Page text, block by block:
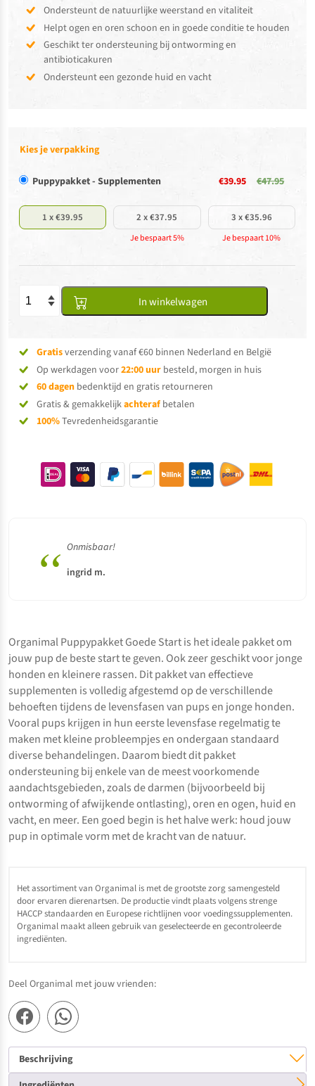
Ondersteunt de natuurlijke weerstand en vitaliteit
Helpt ogen en oren schoon en in goede conditie te houden
Geschikt ter ondersteuning bij ontworming en
antibioticakuren
Ondersteunt een gezonde huid en vacht
OrganimalPuppypakket Goede Startis het ideale pakket om
jouw pup de beste start te geven. Ook zeer geschikt voor jonge
honden en kleinere rassen. Dit pakket van effectieve
supplementen is volledig afgestemd op de verschillende
behoeften tijdens de levensfasen van pups en jonge honden.
Vooral pups krijgen in hun eerste levensfase regelmatig te
maken met kleine probleempjes en ondergaan standaard
diverse behandelingen. Daarom biedt dit pakket
ondersteuning bij enkele van de meest voorkomende
aandachtsgebieden, zoals de darmen (bijvoorbeeld bij
ontworming of afwijkende ontlasting), oren en ogen, huid en
vacht, en meer. Een goed begin is het halve werk: houd jouw
pup in optimale vorm met de kracht van de natuur.
Het assortiment van Organimal is met de grootste zorg samengesteld
door ervaren dierenartsen. De productie vindt plaats volgens strenge
HACCP standaarden en Europese richtlijnen voor voedingssupplementen.
Organimal maakt alleen gebruik van geselecteerde en gecontroleerde
ingrediënten.
Deel Organimal met jouw vrienden:
Kies je verpakking
Puppypakket - Supplementen €39.95 €47.95
1 x €39.95 2 x €37.95
Je bespaart 5%
3 x €35.96
Je bespaart 10%
In winkelwagen
Gratisverzending vanaf €60 binnen Nederland en België
Op werkdagen voor22:00 uur besteld, morgen in huis
60 dagen bedenktijd en gratis retourneren
Gratis & gemakkelijkachteraf betalen
100%Tevredenheidsgarantie
“ Onmisbaar!
ingrid m.
Beschrijving